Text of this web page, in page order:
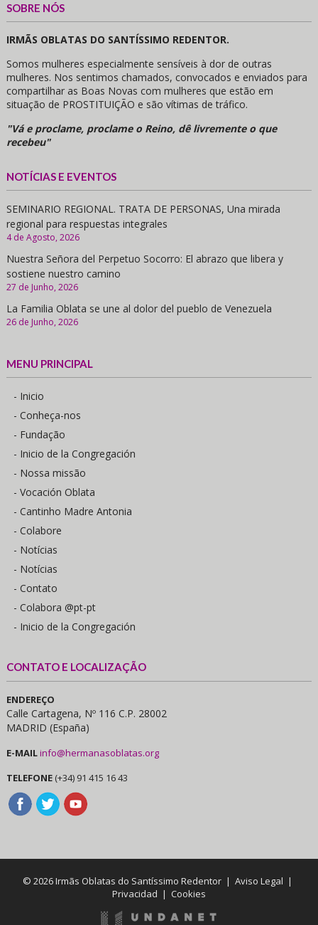
SOBRE NÓS
IRMÃS OBLATAS DO SANTÍSSIMO REDENTOR.
Somos mulheres especialmente sensíveis à dor de outras
mulheres. Nos sentimos chamados, convocados e enviados para
compartilhar as Boas Novas com mulheres que estão em
situação de PROSTITUIÇÃO e são vítimas de tráfico.
"Vá e proclame, proclame o Reino, dê livremente o que
recebeu"
NOTÍCIAS E EVENTOS
SEMINARIO REGIONAL. TRATA DE PERSONAS, Una mirada
regional para respuestas integrales
4 de Agosto, 2026
Nuestra Señora del Perpetuo Socorro: El abrazo que libera y
sostiene nuestro camino
27 de Junho, 2026
La Familia Oblata se une al dolor del pueblo de Venezuela
26 de Junho, 2026
MENU PRINCIPAL
- Inicio
- Conheça-nos
- Fundação
- Inicio de la Congregación
- Nossa missão
- Vocación Oblata
- Cantinho Madre Antonia
- Colabore
- Notícias
- Notícias
- Contato
- Colabora @pt-pt
- Inicio de la Congregación
CONTATO E LOCALIZAÇÃO
ENDEREÇO
Calle Cartagena, Nº 116 C.P. 28002
MADRID (España)
E-MAILinfo@hermanasoblatas.org
TELEFONE (+34) 91 415 16 43
© 2026 Irmãs Oblatas do Santíssimo Redentor |Aviso Legal |
Privacidad | Cookies